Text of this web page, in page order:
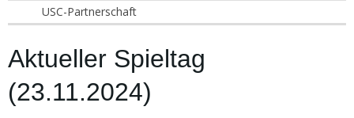
USC-Partnerschaft
Aktueller Spieltag
(23.11.2024)